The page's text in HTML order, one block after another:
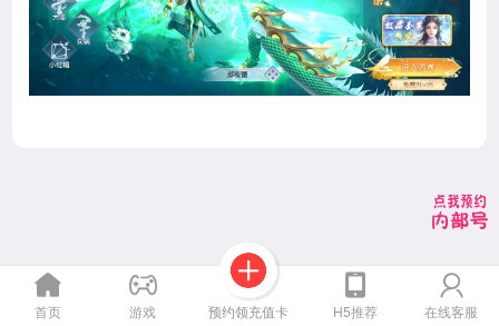
首页 游戏 预约领充值卡 H5推荐 在线客服